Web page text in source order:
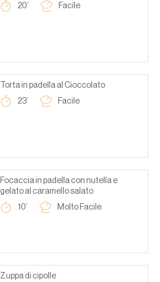
20’
Facile
Torta in padella al Cioccolato
23’
Facile
Focaccia in padella con nutella e
gelato al caramello salato
10’
Molto Facile
Zuppa di cipolle